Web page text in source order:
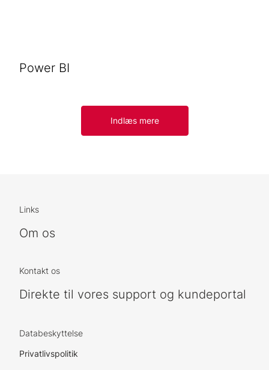
Power BI
Indlæs mere
Links
Om os
Kontakt os
Direkte til vores support og kundeportal
Databeskyttelse
Privatlivspolitik